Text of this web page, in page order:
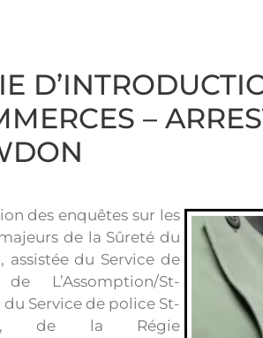
–
des enquêtes sur les
de la Sûreté du
assistée du Service de
L’Assomption/St-
du Service de police St-
de la Régie